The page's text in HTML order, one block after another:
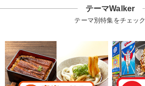
テーマWalker
テーマ別特集をチェック